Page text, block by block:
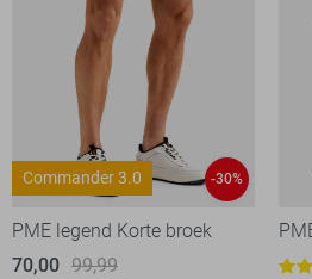
Commander 3.0 -30%
PME legend Korte broek
70,00 99,99